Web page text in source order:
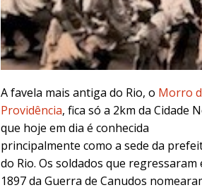
A favela mais antiga do Rio, o Morro
Providência, fica só a 2km da Cidade
que hoje em dia é conhecida
principalmente como a sede da
do Rio. Os soldados que regressaram
1897 da Guerra de Canudos